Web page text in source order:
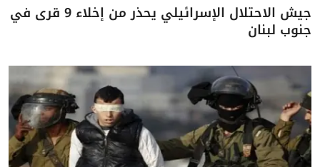
جيش الاحتلال الإسرائيلي يحذر من إخلاء 9 قرى في
جنوب لبنان